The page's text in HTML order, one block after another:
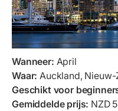
Wanneer: April
Waar: Auckland, Nieuw-
Geschikt voor
Gemiddelde prijs: NZD